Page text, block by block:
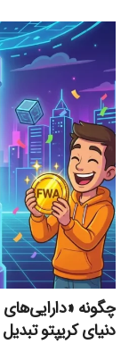
چگونه
دنیای کریپتو